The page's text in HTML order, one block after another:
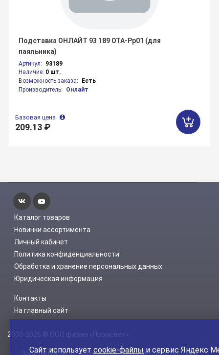
Артикул:
93189
Наличие: 0 шт.
Возможность заказа:
Есть
Производитель:
Онлайт
Подставка ОНЛАЙТ 93 189 OTA-Pp01 (для
паяльника)
Базовая цена
209.13 ₽
Каталог товаров
Новинки ассортимента
Личный кабинет
Политика конфиденциальности
Обработка и хранение персональных данных
Юридическая информация
Контакты
На главный сайт
2000-2026 © ООО фирма «Промсвет»
Представленная на нашем сайте информация о наличии, сроке
Сайт используетcookie-файлы и сервис Яндекс